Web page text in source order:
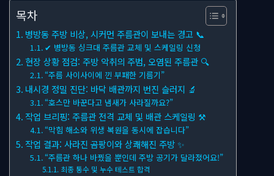
목차
병방동 주방 비상, 시커먼 주름관이 보내는 경고 📞
✔ 병방동 싱크대 주름관 교체 및 스케일링 신청
현장 상황 점검: 주방 악취의 주범, 오염된 주름관 🔍
“주름 사이사이에 낀 부패한 기름기”
내시경 정밀 진단: 바닥 배관까지 번진 슬러지 🔬
“호스만 바꾼다고 냄새가 사라질까요?”
작업 브리핑: 주름관 전격 교체 및 배관 스케일링 ⚒
“막힘 해소와 위생 복원을 동시에 잡습니다”
작업 결과: 사라진 곰팡이와 상쾌해진 주방 ✨
“주름관 하나 바꿨을 뿐인데 주방 공기가 달라졌어요!”
최종 통수 및 누수 테스트 합격